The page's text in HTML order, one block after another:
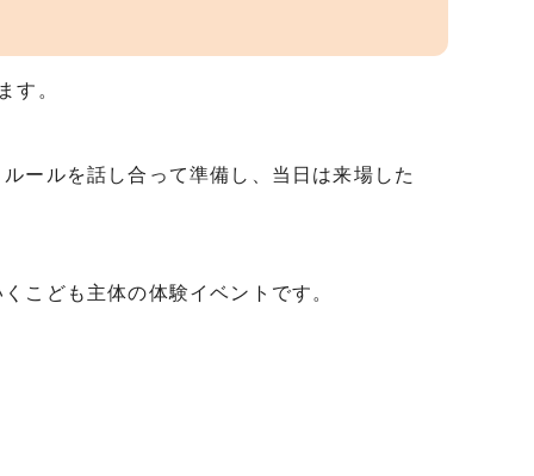
す。
ールを話し合って準備し、当日は来場した
こども主体の体験イベントです。